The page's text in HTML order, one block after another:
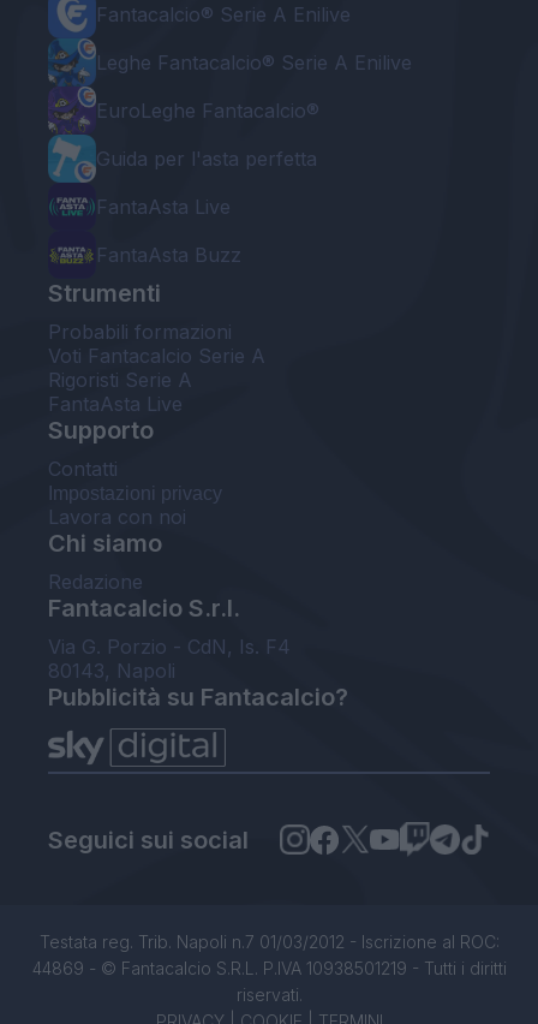
Fantacalcio® Serie A Enilive
Leghe Fantacalcio® Serie A Enilive
EuroLeghe Fantacalcio®
Guida per l'asta perfetta
FantaAsta Live
FantaAsta Buzz
Strumenti
Probabili formazioni
Voti Fantacalcio Serie A
Rigoristi Serie A
FantaAsta Live
Supporto
Contatti
Impostazioni privacy
Lavora con noi
Chi siamo
Redazione
Fantacalcio S.r.l.
Via G. Porzio - CdN, Is. F4
80143, Napoli
Pubblicità su Fantacalcio?
Seguici sui social
Testata reg. Trib. Napoli n.7 01/03/2012 - Iscrizione al ROC:
44869 - © Fantacalcio S.R.L. P.IVA 10938501219 - Tutti i diritti
riservati.